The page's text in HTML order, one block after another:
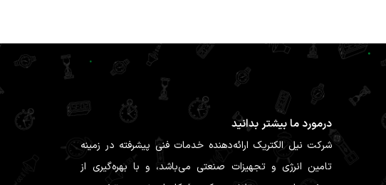
درمورد ما بیشتر بدانید
شرکت نیل الکتریک ارائه‌دهنده خدمات فنی پیشرفته در زمینه
تامین انرژی و تجهیزات صنعتی می‌باشد، و با بهره‌گیری از